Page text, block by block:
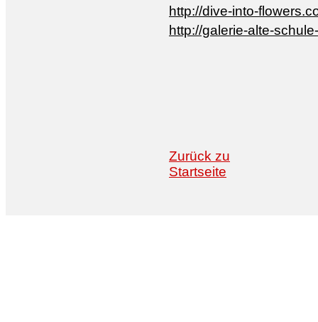
http://dive-into-
http://galerie-alte-
Zurück zu
Startseite